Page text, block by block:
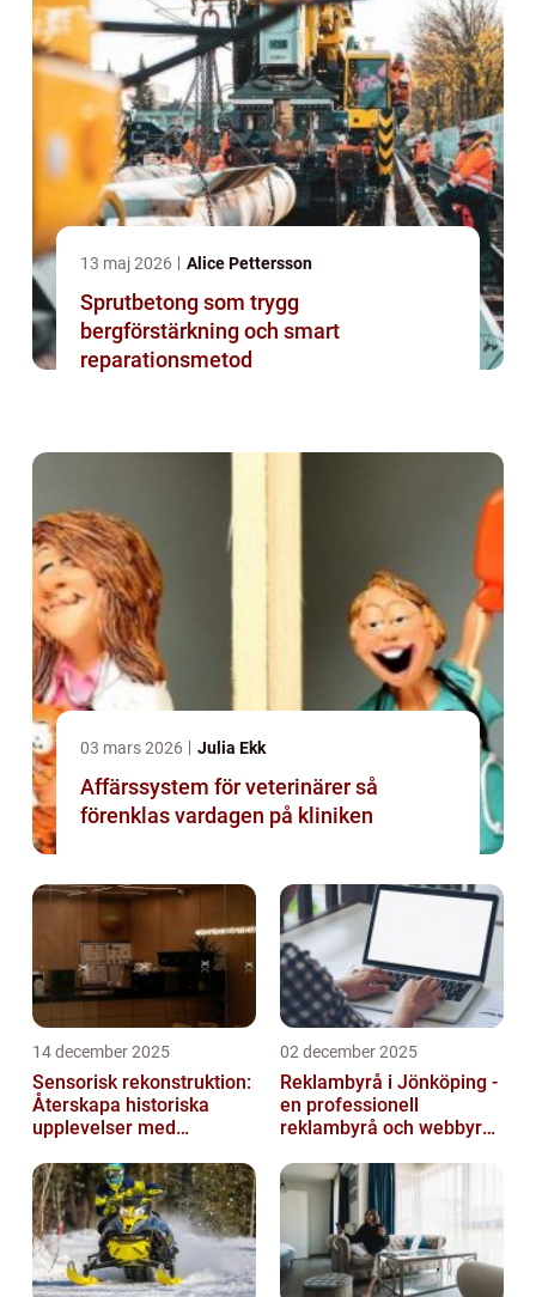
13 maj 2026 Alice Pettersson
Sprutbetong som trygg
bergförstärkning och smart
reparationsmetod
03 mars 2026 Julia Ekk
Affärssystem för veterinärer så
förenklas vardagen på kliniken
14 december 2025
Sensorisk rekonstruktion:
Återskapa historiska
upplevelser med
02 december 2025
Reklambyrå i Jönköping -
en professionell
reklambyrå och webbyrå
kommunikati...